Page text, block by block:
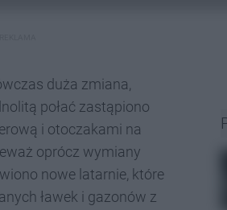
duża zmiana,
połać zastąpiono
i otoczakami na
oprócz wymiany
nowe latarnie, które
ławek i gazonów z